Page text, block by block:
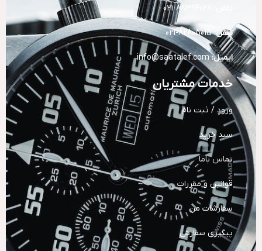
تلفن:82805015-021
ایمیل: info@saatalef.com
خدمات مشتریان
ورود / ثبت نام
سبد خرید
تماس باما
قوانین و مقررات
سفارشات من
پیگیری سفارش